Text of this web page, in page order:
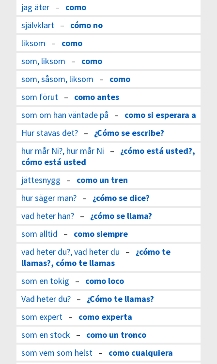
jag äter– como
självklart – cómo no
liksom – como
som, liksom – como
som, såsom, liksom – como
som förut – como antes
som om han väntade på – como si esperara a
Hur stavas det?– ¿Cómo se escribe?
hur mår Ni?, hur mår Ni – ¿cómo está usted?,
cómo está usted
jättesnygg – como un tren
hur säger man?– ¿cómo se dice?
vad heter han?– ¿cómo se llama?
som alltid – como siempre
vad heter du?, vad heter du – ¿cómo te
llamas?, cómo te llamas
som en tokig – como loco
Vad heter du?– ¿Cómo te llamas?
som expert – como experta
som en stock – como un tronco
som vem som helst – como cualquiera